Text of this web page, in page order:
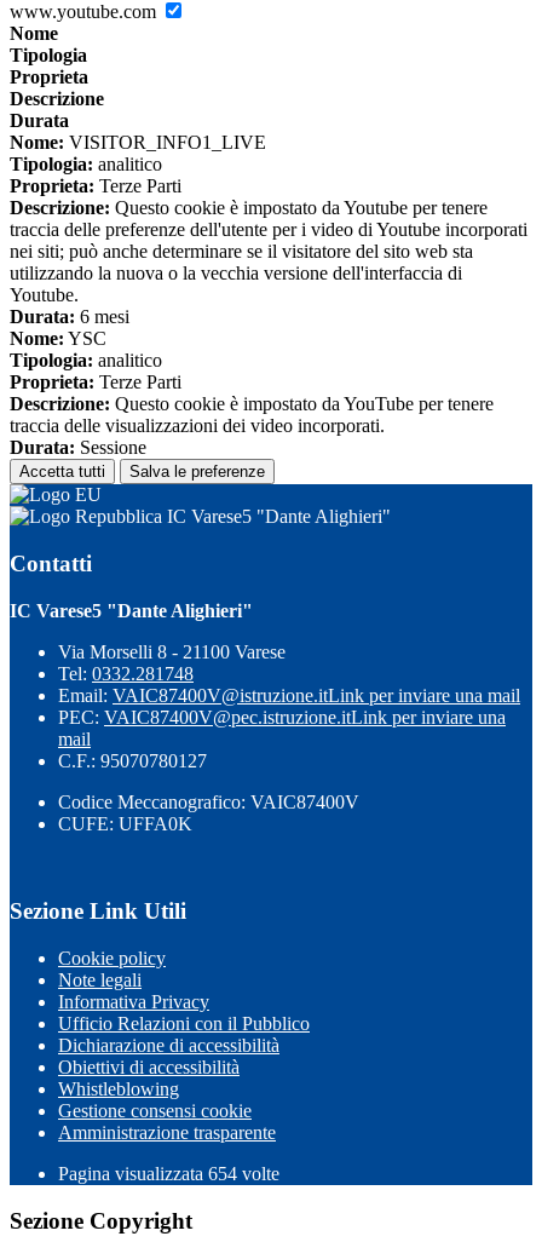
www.youtube.com
Nome
Tipologia
Proprieta
Descrizione
Durata
Nome: VISITOR_INFO1_LIVE
Tipologia: analitico
Proprieta: Terze Parti
Descrizione: Questo cookie è impostato da Youtube per tenere
traccia delle preferenze dell'utente per i video di Youtube incorporati
nei siti; può anche determinare se il visitatore del sito web sta
utilizzando la nuova o la vecchia versione dell'interfaccia di
Youtube.
Durata: 6 mesi
Nome: YSC
Tipologia: analitico
Proprieta: Terze Parti
Descrizione: Questo cookie è impostato da YouTube per tenere
traccia delle visualizzazioni dei video incorporati.
Durata: Sessione
Accetta tutti Salva le preferenze
IC Varese5 "Dante Alighieri"
Contatti
IC Varese5 "Dante Alighieri"
Via Morselli 8 - 21100 Varese
Tel: 0332.281748
Email: VAIC87400V@istruzione.itLink per inviare una mail
PEC: VAIC87400V@pec.istruzione.itLink per inviare una
mail
C.F.: 95070780127
Codice Meccanografico: VAIC87400V
CUFE: UFFA0K
Sezione Link Utili
Cookie policy
Note legali
Informativa Privacy
Ufficio Relazioni con il Pubblico
Dichiarazione di accessibilità
Obiettivi di accessibilità
Whistleblowing
Gestione consensi cookie
Amministrazione trasparente
Pagina visualizzata 654 volte
Sezione Copyright